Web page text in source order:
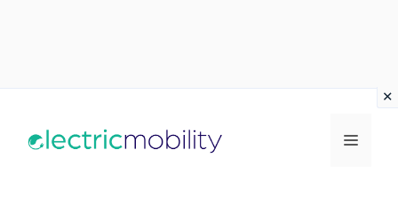
Menu